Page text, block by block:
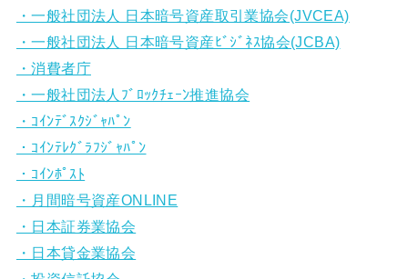
・一般社団法人 日本暗号資産取引業協会(JVCEA)
・一般社団法人 日本暗号資産ﾋﾞｼﾞﾈｽ協会(JCBA)
・消費者庁
・一般社団法人ﾌﾞﾛｯｸﾁｪｰﾝ推進協会
・ｺｲﾝﾃﾞｽｸｼﾞｬﾊﾟﾝ
・ｺｲﾝﾃﾚｸﾞﾗﾌｼﾞｬﾊﾟﾝ
・ｺｲﾝﾎﾟｽﾄ
・月間暗号資産ONLINE
・日本証券業協会
・日本貸金業協会